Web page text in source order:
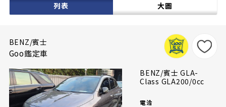
列表 大圖
BENZ/賓士
Goo鑑定車
BENZ/賓士 GLA-
Class GLA200/0cc
電洽